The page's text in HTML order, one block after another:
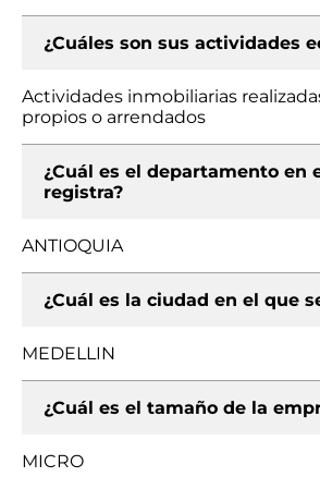
¿Cuáles son sus actividades
Actividades inmobiliarias
propios o arrendados
¿Cuál es el departamento en
registra?
ANTIOQUIA
¿Cuál es la ciudad en el que
MEDELLIN
¿Cuál es el tamaño de la
MICRO